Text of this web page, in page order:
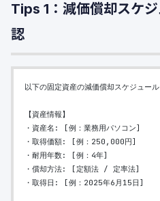
Tips 1：減価償却スケ
認
以下の固定資産の減価償却スケジュール
【資産情報】
・資産名: [例：業務用パソコン]
・取得価額: [例：250,000円]
・耐用年数: [例：4年]
・償却方法: [定額法 / 定率法]
・取得日: [例：2025年6月15日]